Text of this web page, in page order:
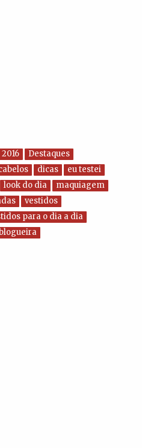
2016
Destaques
dicas
eu testei
look do dia
maquiagem
vestidos
para o dia a dia